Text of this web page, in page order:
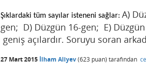
Şıklardaki tüm sayılar isteneni sağlar: A)
gen; D) Düzgün 16-gen; E)
geniş açılardır. Soruyu soran
27 Mart 2015 İlham Aliyev(623 puan) tarafından